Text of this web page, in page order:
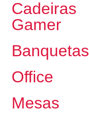
Cadeiras
Gamer
Banquetas
Office
Mesas